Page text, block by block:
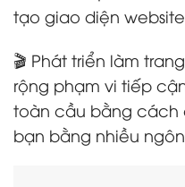
tạo giao diện
🎬 Phát triển làm
rộng phạm vi tiếp
toàn cầu bằng
bạn bằng nhiều